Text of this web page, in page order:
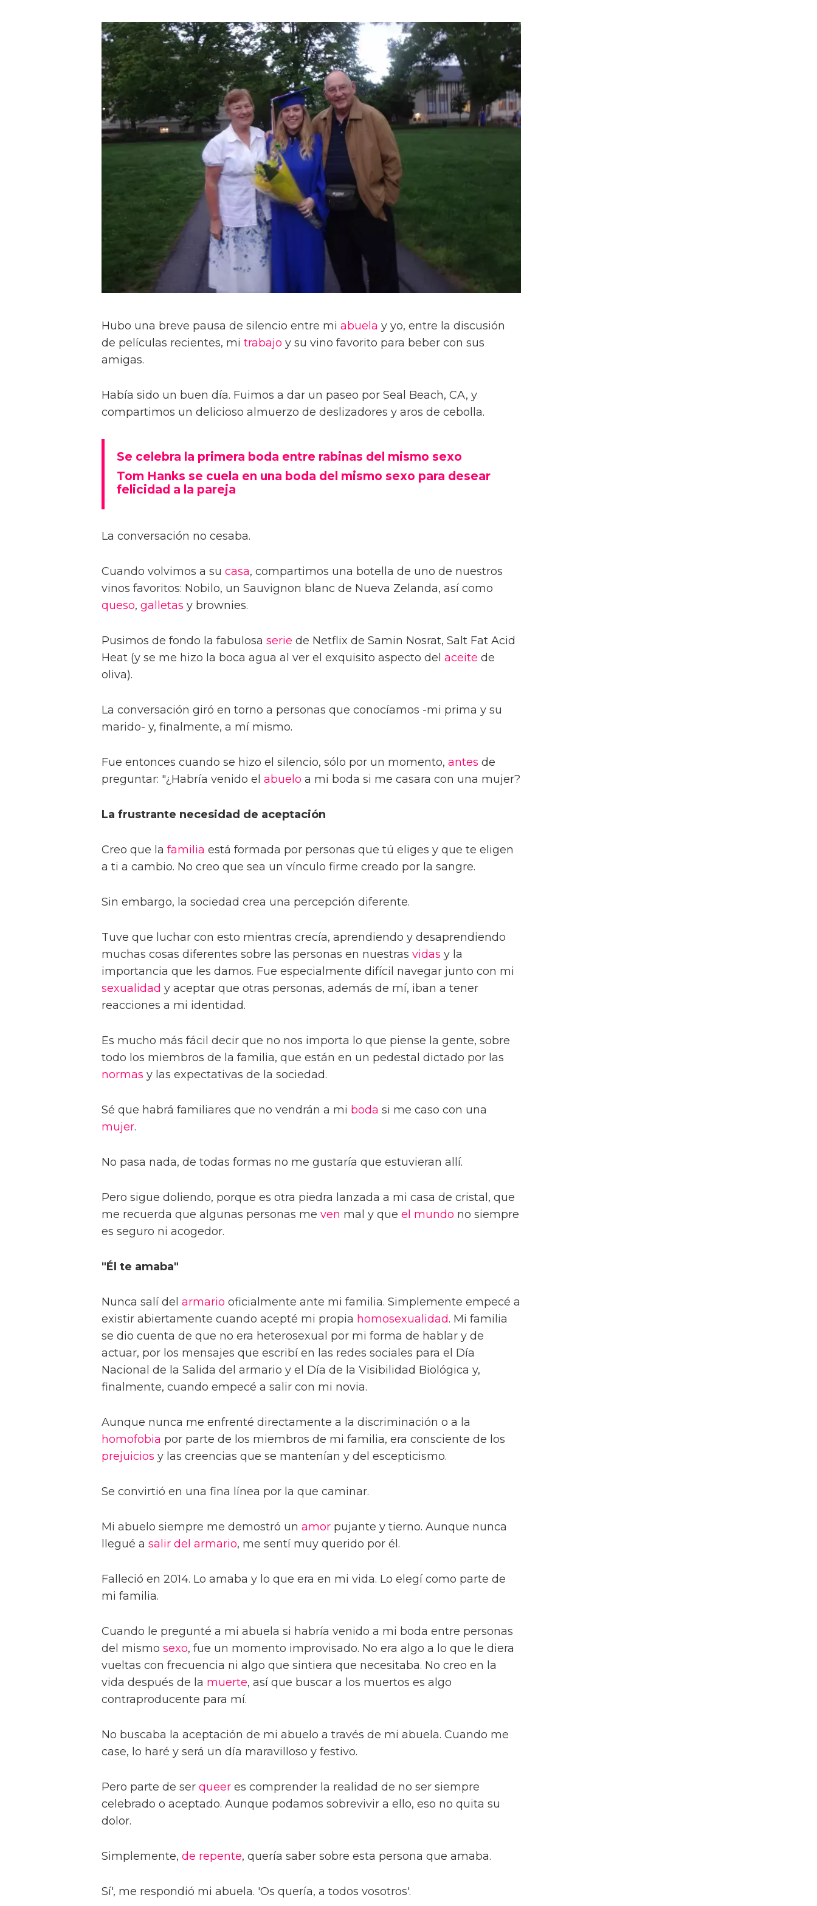
Hubo una breve pausa de silencio entre mi abuela y yo, entre la discusión
de películas recientes, mi trabajo y su vino favorito para beber con sus
amigas.
Había sido un buen día. Fuimos a dar un paseo por Seal Beach, CA, y
compartimos un delicioso almuerzo de deslizadores y aros de cebolla.
Se celebra la primera boda entre rabinas del mismo sexo
Tom Hanks se cuela en una boda del mismo sexo para desear
felicidad a la pareja
La conversación no cesaba.
Cuando volvimos a su casa, compartimos una botella de uno de nuestros
vinos favoritos: Nobilo, un Sauvignon blanc de Nueva Zelanda, así como
queso, galletas y brownies.
Pusimos de fondo la fabulosa serie de Netflix de Samin Nosrat, Salt Fat Acid
Heat (y se me hizo la boca agua al ver el exquisito aspecto del aceite de
oliva).
La conversación giró en torno a personas que conocíamos -mi prima y su
marido- y, finalmente, a mí mismo.
Fue entonces cuando se hizo el silencio, sólo por un momento, antes de
preguntar: "¿Habría venido el abuelo a mi boda si me casara con una mujer?
La frustrante necesidad de aceptación
Creo que la familia está formada por personas que tú eliges y que te eligen
a ti a cambio. No creo que sea un vínculo firme creado por la sangre.
Sin embargo, la sociedad crea una percepción diferente.
Tuve que luchar con esto mientras crecía, aprendiendo y desaprendiendo
muchas cosas diferentes sobre las personas en nuestras vidas y la
importancia que les damos. Fue especialmente difícil navegar junto con mi
sexualidad y aceptar que otras personas, además de mí, iban a tener
reacciones a mi identidad.
Es mucho más fácil decir que no nos importa lo que piense la gente, sobre
todo los miembros de la familia, que están en un pedestal dictado por las
normas y las expectativas de la sociedad.
Sé que habrá familiares que no vendrán a mi boda si me caso con una
mujer.
No pasa nada, de todas formas no me gustaría que estuvieran allí.
Pero sigue doliendo, porque es otra piedra lanzada a mi casa de cristal, que
me recuerda que algunas personas me ven mal y que el mundo no siempre
es seguro ni acogedor.
"Él te amaba"
Nunca salí del armario oficialmente ante mi familia. Simplemente empecé a
existir abiertamente cuando acepté mi propia homosexualidad. Mi familia
se dio cuenta de que no era heterosexual por mi forma de hablar y de
actuar, por los mensajes que escribí en las redes sociales para el Día
Nacional de la Salida del armario y el Día de la Visibilidad Biológica y,
finalmente, cuando empecé a salir con mi novia.
Aunque nunca me enfrenté directamente a la discriminación o a la
homofobia por parte de los miembros de mi familia, era consciente de los
prejuicios y las creencias que se mantenían y del escepticismo.
Se convirtió en una fina línea por la que caminar.
Mi abuelo siempre me demostró un amor pujante y tierno. Aunque nunca
llegué a salir del armario, me sentí muy querido por él.
Falleció en 2014. Lo amaba y lo que era en mi vida. Lo elegí como parte de
mi familia.
Cuando le pregunté a mi abuela si habría venido a mi boda entre personas
del mismo sexo, fue un momento improvisado. No era algo a lo que le diera
vueltas con frecuencia ni algo que sintiera que necesitaba. No creo en la
vida después de la muerte, así que buscar a los muertos es algo
contraproducente para mí.
No buscaba la aceptación de mi abuelo a través de mi abuela. Cuando me
case, lo haré y será un día maravilloso y festivo.
Pero parte de ser queer es comprender la realidad de no ser siempre
celebrado o aceptado. Aunque podamos sobrevivir a ello, eso no quita su
dolor.
Simplemente, de repente, quería saber sobre esta persona que amaba.
Sí', me respondió mi abuela. 'Os quería, a todos vosotros'.